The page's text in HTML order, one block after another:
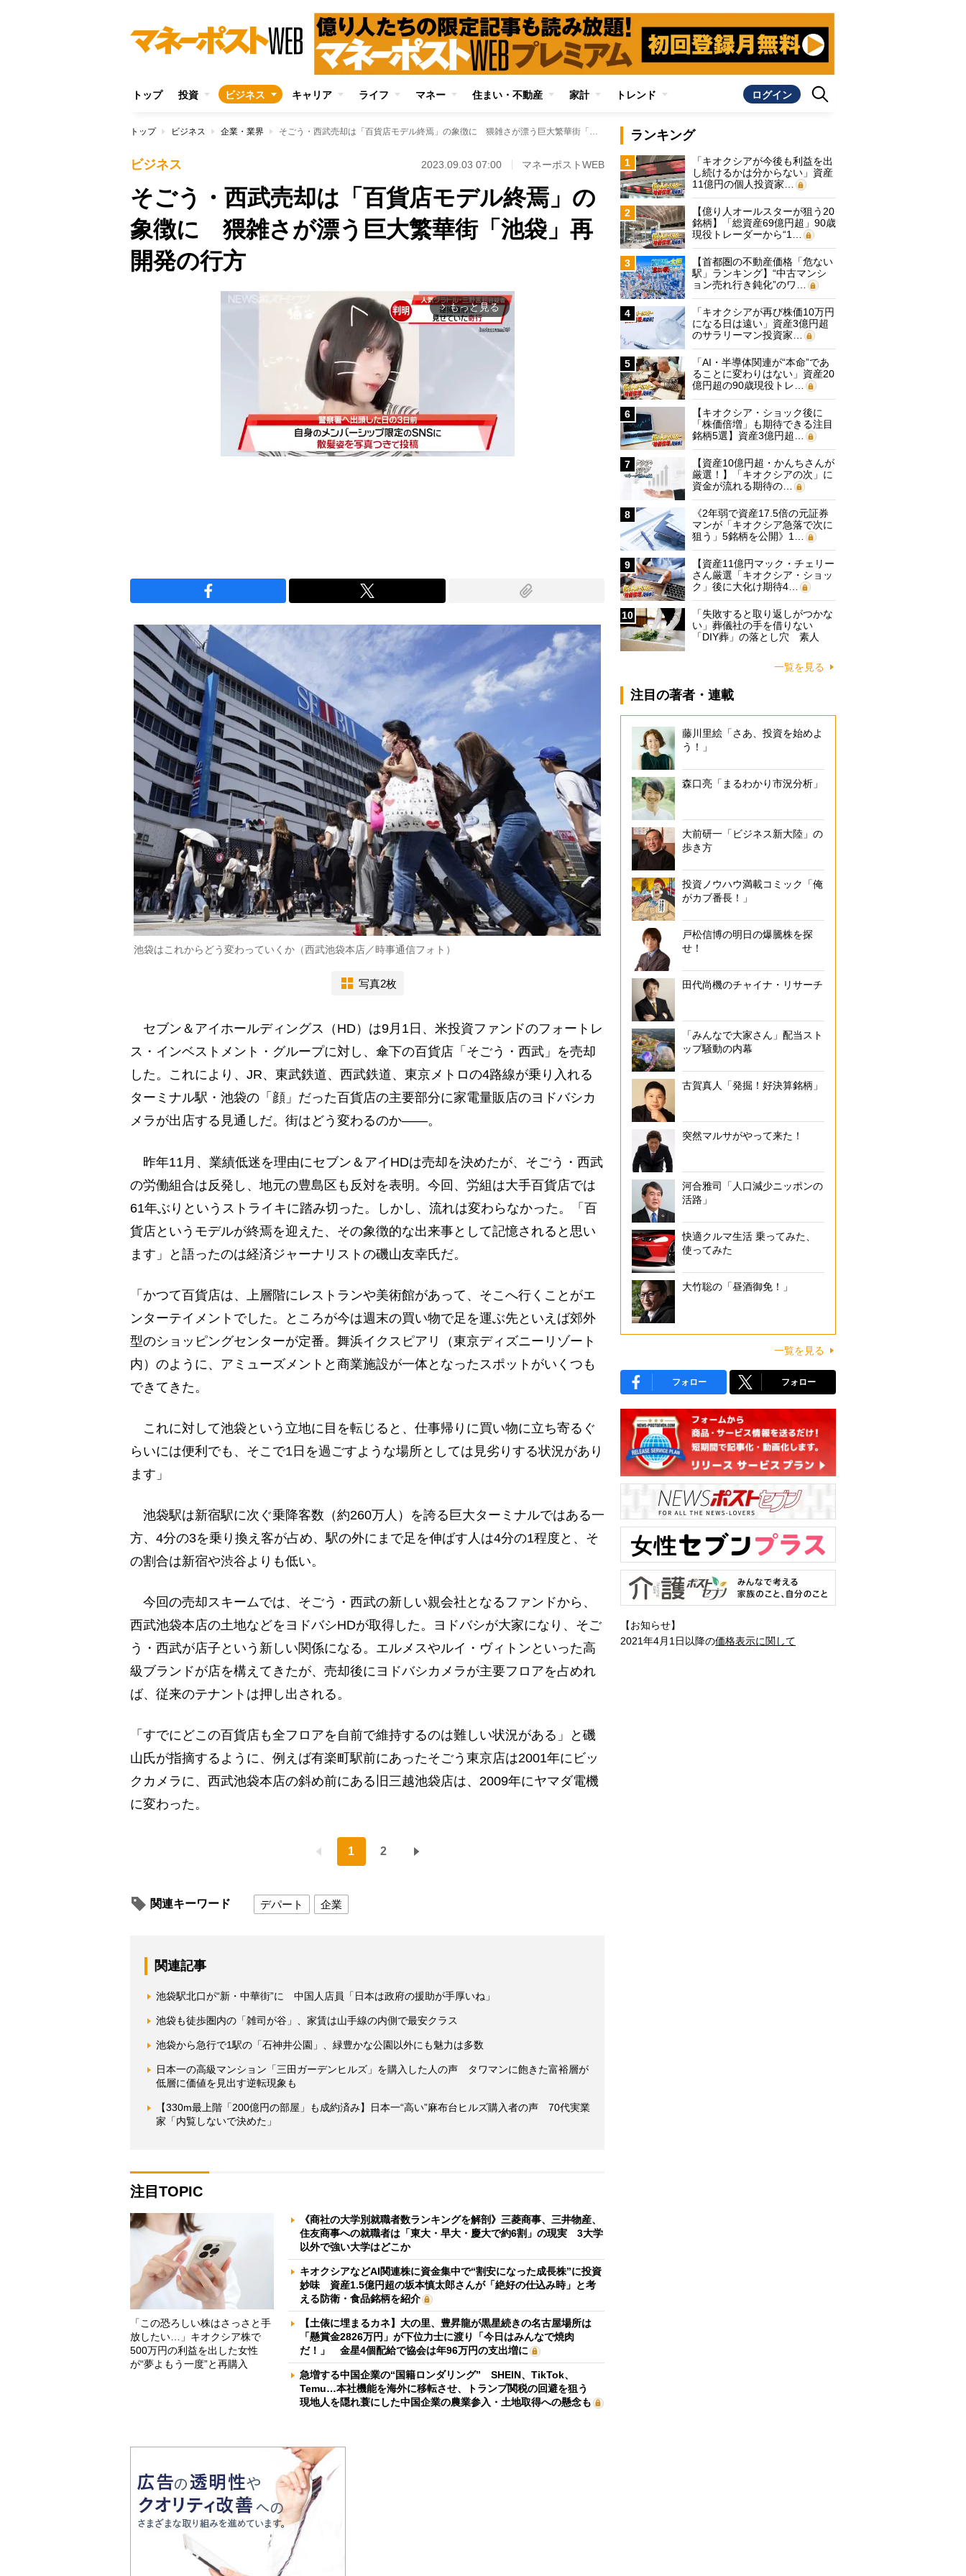
トップ 投資 ビジネス キャリア ライフ マネー 住まい・不動産 家計 トレンド ログイン
トップ ビジネス 企業・業界 そごう・西武売却は「百貨店モデル終焉」の象徴に 猥雑さが漂う巨大繁華街「池袋」再開発の行方
ビジネス 2023.09.03 07:00 マネーポストWEB
そごう・西武売却は「百貨店モデル終焉」の
象徴に 猥雑さが漂う巨大繁華街「池袋」再
開発の行方
arrow_forward_ios もっと見る
池袋はこれからどう変わっていくか（西武池袋本店／時事通信フォト）
写真2枚
セブン＆アイホールディングス（HD）は9月1日、米投資ファンドのフォートレ
ス・インベストメント・グループに対し、傘下の百貨店「そごう・西武」を売却
した。これにより、JR、東武鉄道、西武鉄道、東京メトロの4路線が乗り入れる
ターミナル駅・池袋の「顔」だった百貨店の主要部分に家電量販店のヨドバシカ
メラが出店する見通しだ。街はどう変わるのか――。
昨年11月、業績低迷を理由にセブン＆アイHDは売却を決めたが、そごう・西武
の労働組合は反発し、地元の豊島区も反対を表明。今回、労組は大手百貨店では
61年ぶりというストライキに踏み切った。しかし、流れは変わらなかった。「百
貨店というモデルが終焉を迎えた、その象徴的な出来事として記憶されると思い
ます」と語ったのは経済ジャーナリストの磯山友幸氏だ。
「かつて百貨店は、上層階にレストランや美術館があって、そこへ行くことがエ
ンターテイメントでした。ところが今は週末の買い物で足を運ぶ先といえば郊外
型のショッピングセンターが定番。舞浜イクスピアリ（東京ディズニーリゾート
内）のように、アミューズメントと商業施設が一体となったスポットがいくつも
できてきた。
これに対して池袋という立地に目を転じると、仕事帰りに買い物に立ち寄るぐ
らいには便利でも、そこで1日を過ごすような場所としては見劣りする状況があり
ます」
池袋駅は新宿駅に次ぐ乗降客数（約260万人）を誇る巨大ターミナルではある一
方、4分の3を乗り換え客が占め、駅の外にまで足を伸ばす人は4分の1程度と、そ
の割合は新宿や渋谷よりも低い。
今回の売却スキームでは、そごう・西武の新しい親会社となるファンドから、
西武池袋本店の土地などをヨドバシHDが取得した。ヨドバシが大家になり、そご
う・西武が店子という新しい関係になる。エルメスやルイ・ヴィトンといった高
級ブランドが店を構えてきたが、売却後にヨドバシカメラが主要フロアを占めれ
ば、従来のテナントは押し出される。
「すでにどこの百貨店も全フロアを自前で維持するのは難しい状況がある」と磯
山氏が指摘するように、例えば有楽町駅前にあったそごう東京店は2001年にビッ
クカメラに、西武池袋本店の斜め前にある旧三越池袋店は、2009年にヤマダ電機
に変わった。
1 2
関連キーワード デパート 企業
関連記事
池袋駅北口が“新・中華街”に 中国人店員「日本は政府の援助が手厚いね」
池袋も徒歩圏内の「雑司が谷」、家賃は山手線の内側で最安クラス
池袋から急行で1駅の「石神井公園」、緑豊かな公園以外にも魅力は多数
日本一の高級マンション「三田ガーデンヒルズ」を購入した人の声 タワマンに飽きた富裕層が
低層に価値を見出す逆転現象も
【330m最上階「200億円の部屋」も成約済み】日本一“高い”麻布台ヒルズ購入者の声 70代実業
家「内覧しないで決めた」
注目TOPIC
「この恐ろしい株はさっさと手
放したい…」キオクシア株で
500万円の利益を出した女性
が“夢よもう一度”と再購入
《商社の大学別就職者数ランキングを解剖》三菱商事、三井物産、
住友商事への就職者は「東大・早大・慶大で約6割」の現実 3大学
以外で強い大学はどこか
キオクシアなどAI関連株に資金集中で“割安になった成長株”に投資
妙味 資産1.5億円超の坂本慎太郎さんが「絶好の仕込み時」と考
える防衛・食品銘柄を紹介
【土俵に埋まるカネ】大の里、豊昇龍が黒星続きの名古屋場所は
「懸賞金2826万円」が下位力士に渡り「今日はみんなで焼肉
だ！」 金星4個配給で協会は年96万円の支出増に
急増する中国企業の“国籍ロンダリング” SHEIN、TikTok、
Temu…本社機能を海外に移転させ、トランプ関税の回避を狙う
現地人を隠れ蓑にした中国企業の農業参入・土地取得への懸念も
ランキング
1
「キオクシアが今後も利益を出
し続けるかは分からない」資産
11億円の個人投資家…
2
【億り人オールスターが狙う20
銘柄】「総資産69億円超」90歳
現役トレーダーから“1…
3
【首都圏の不動産価格「危ない
駅」ランキング】“中古マンシ
ョン売れ行き鈍化”のワ…
4
「キオクシアが再び株価10万円
になる日は遠い」資産3億円超
のサラリーマン投資家…
5
「AI・半導体関連が“本命”であ
ることに変わりはない」資産20
億円超の90歳現役トレ…
6
【キオクシア・ショック後に
「株価倍増」も期待できる注目
銘柄5選】資産3億円超…
7
【資産10億円超・かんちさんが
厳選！】「キオクシアの次」に
資金が流れる期待の…
8
《2年弱で資産17.5倍の元証券
マンが「キオクシア急落で次に
狙う」5銘柄を公開》1…
9
【資産11億円マック・チェリー
さん厳選「キオクシア・ショッ
ク」後に大化け期待4…
10
「失敗すると取り返しがつかな
い」葬儀社の手を借りない
「DIY葬」の落とし穴 素人
一覧を見る
注目の著者・連載
藤川里絵「さあ、投資を始めよ
う！」
森口亮「まるわかり市況分析」
大前研一「ビジネス新大陸」の
歩き方
投資ノウハウ満載コミック「俺
がカブ番長！」
戸松信博の明日の爆騰株を探
せ！
田代尚機のチャイナ・リサーチ
「みんなで大家さん」配当スト
ップ騒動の内幕
古賀真人「発掘！好決算銘柄」
突然マルサがやって来た！
河合雅司「人口減少ニッポンの
活路」
快適クルマ生活 乗ってみた、
使ってみた
大竹聡の「昼酒御免！」
一覧を見る
フォロー フォロー
【お知らせ】
2021年4月1日以降の価格表示に関して